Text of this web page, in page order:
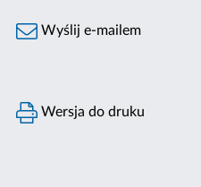
Wyślij e-mailem
Wersja do druku